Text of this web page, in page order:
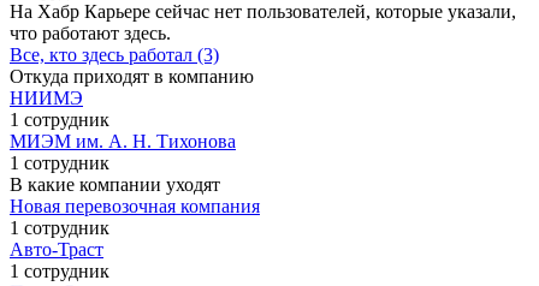
На Хабр Карьере сейчас нет пользователей, которые указали,
что работают здесь.
Все, кто здесь работал (3)
Откуда приходят в компанию
НИИМЭ
1 сотрудник
МИЭМ им. А. Н. Тихонова
1 сотрудник
В какие компании уходят
Новая перевозочная компания
1 сотрудник
Авто-Траст
1 сотрудник